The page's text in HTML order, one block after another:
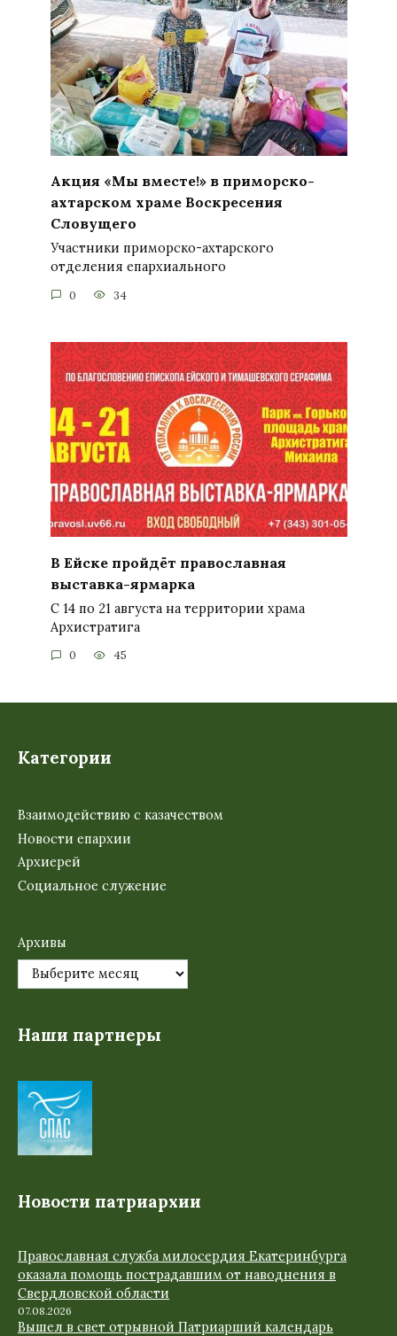
Акция «Мы вместе!» в приморско-
ахтарском храме Воскресения
Словущего
Участники приморско-ахтарского
отделения епархиального
0 34
В Ейске пройдёт православная
выставка-ярмарка
С 14 по 21 августа на территории храма
Архистратига
0 45
Категории
Взаимодействию с казачеством
Новости епархии
Архиерей
Социальное служение
Архивы
Наши партнеры
Новости патриархии
Православная служба милосердия Екатеринбурга
оказала помощь пострадавшим от наводнения в
Свердловской области
07.08.2026
Вышел в свет отрывной Патриарший календарь